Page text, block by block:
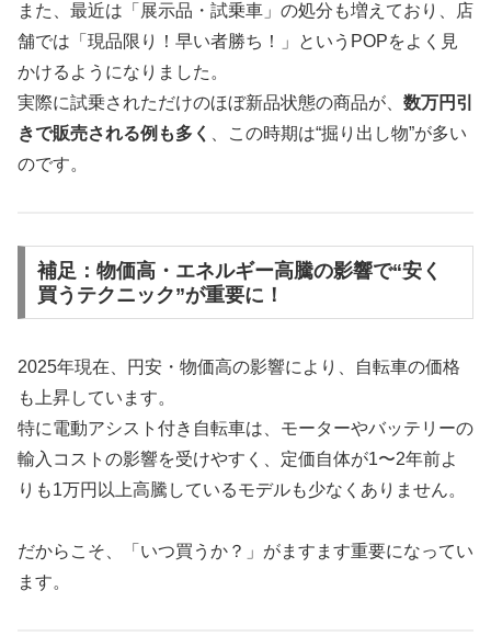
また、最近は「展示品・試乗車」の処分も増えており、店
舗では「現品限り！早い者勝ち！」というPOPをよく見
かけるようになりました。
実際に試乗されただけのほぼ新品状態の商品が、 数万円引
きで販売される例も多く
、この時期は“掘り出し物”が多い
のです。
補足：物価高・エネルギー高騰の影響で“安く
買うテクニック”が重要に！
2025年現在、円安・物価高の影響により、自転車の価格
も上昇しています。
特に電動アシスト付き自転車は、モーターやバッテリーの
輸入コストの影響を受けやすく、定価自体が1〜2年前よ
りも1万円以上高騰しているモデルも少なくありません。
だからこそ、「いつ買うか？」がますます重要になってい
ます。